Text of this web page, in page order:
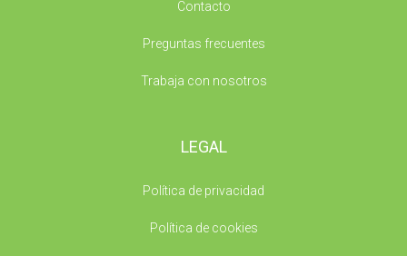
Contacto
Preguntas frecuentes
Trabaja con nosotros
LEGAL
Política de privacidad
Política de cookies